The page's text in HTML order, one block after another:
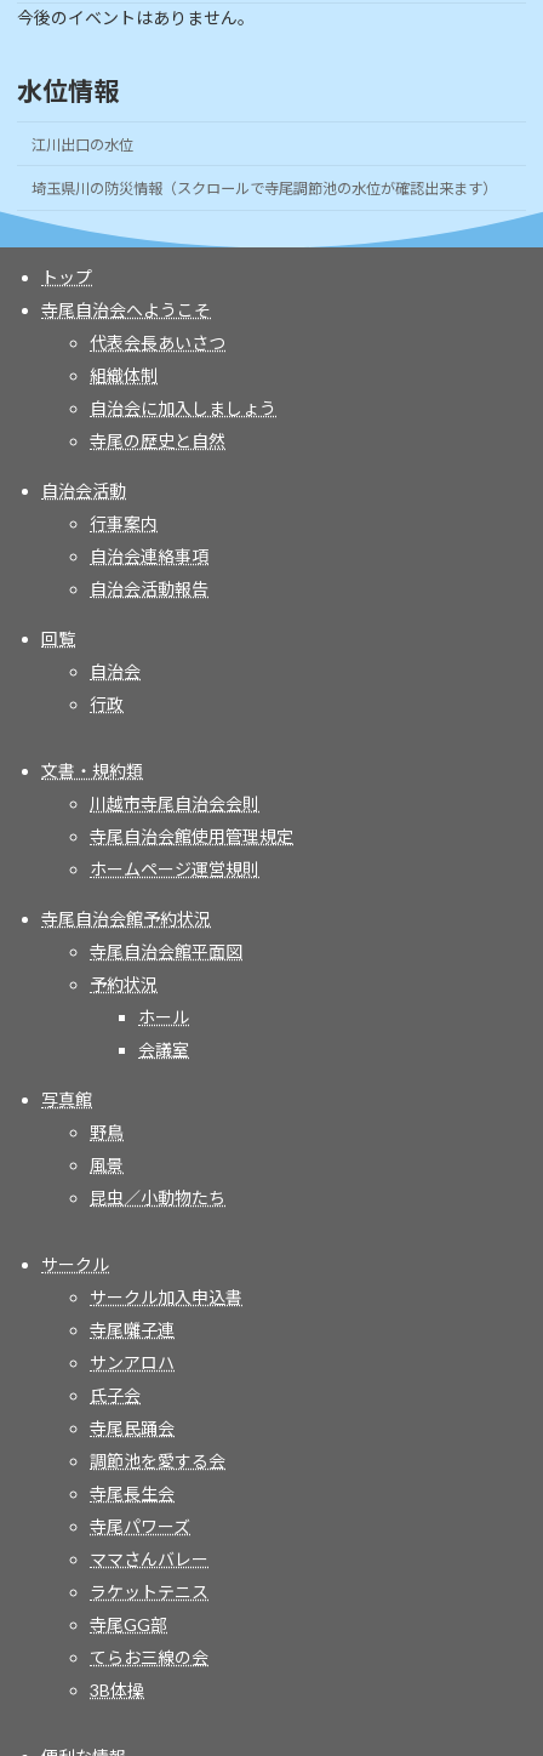
今後のイベントはありません。
水位情報
江川出口の水位
埼玉県川の防災情報（スクロールで寺尾調節池の水位が確認出来ます）
トップ
寺尾自治会へようこそ
代表会長あいさつ
組織体制
自治会に加入しましょう
寺尾の歴史と自然
自治会活動
行事案内
自治会連絡事項
自治会活動報告
回覧
自治会
行政
文書・規約類
川越市寺尾自治会会則
寺尾自治会館使用管理規定
ホームページ運営規則
寺尾自治会館予約状況
寺尾自治会館平面図
予約状況
ホール
会議室
写真館
野鳥
風景
昆虫／小動物たち
サークル
サークル加入申込書
寺尾囃子連
サンアロハ
氏子会
寺尾民踊会
調節池を愛する会
寺尾長生会
寺尾パワーズ
ママさんバレー
ラケットテニス
寺尾GG部
てらお三線の会
3B体操